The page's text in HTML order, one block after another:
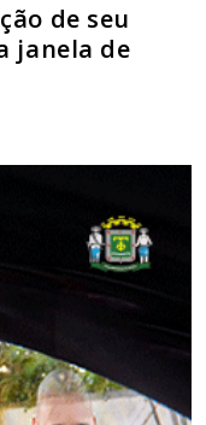
de seu
janela de